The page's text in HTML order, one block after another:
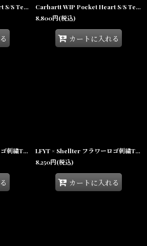
Carhartt WIP Pocket Heart S/S Tee Black / White ポケット ハート ロゴ 半袖Tシャツ ブラック
Carhartt WIP Pocket Heart S/S Tee White / Black ポケット ハート ロゴ 半袖Tシャツ ホワイト
8,800円(税込)
カートに入れる
LFYT × Shellter フラワーロゴ刺繍Tシャツ ホワイト / Lafayette Flower Logo Tee 【沖縄限定 / SHELLTER EXCLUSIVE】
LFYT × Shellter フラワーロゴ刺繍Tシャツ ブラック / Lafayette Flower 2Tone Logo Tee【沖縄限定 / SHELLTER EXCLUSIVE】
8,250円(税込)
カートに入れる